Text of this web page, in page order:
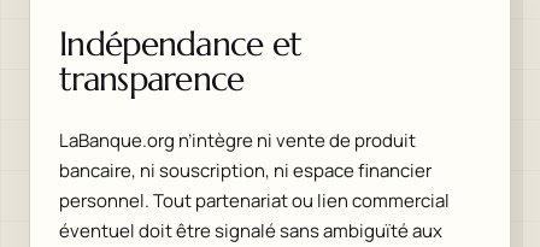
Indépendance et
transparence
LaBanque.org n’intègre ni vente de produit
bancaire, ni souscription, ni espace financier
personnel. Tout partenariat ou lien commercial
éventuel doit être signalé sans ambiguïté aux